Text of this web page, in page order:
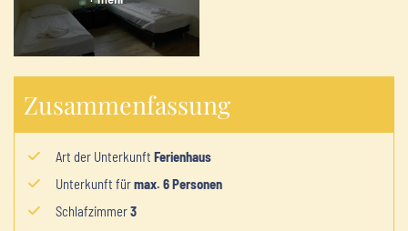
Zusammenfassung
Art der Unterkunft Ferienhaus
Unterkunft fürmax. 6Personen
Schlafzimmer3